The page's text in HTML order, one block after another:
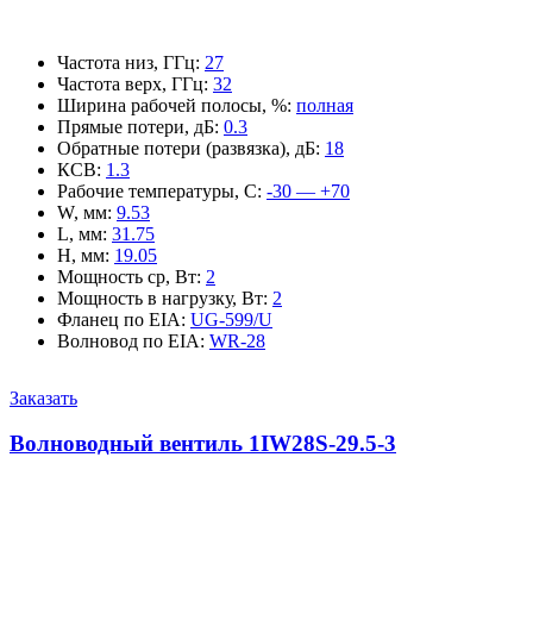
Частота низ, ГГц: 27
Частота верх, ГГц: 32
Ширина рабочей полосы, %: полная
Прямые потери, дБ: 0.3
Обратные потери (развязка), дБ: 18
КСВ: 1.3
Рабочие температуры, С: -30 — +70
W, мм: 9.53
L, мм: 31.75
H, мм: 19.05
Мощность ср, Вт: 2
Мощность в нагрузку, Вт: 2
Фланец по EIA: UG-599/U
Волновод по EIA: WR-28
Заказать
Волноводный вентиль 1IW28S-29.5-3